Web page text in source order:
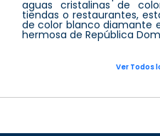
aguas cristalinas de
tiendas o restaurantes,
de color blanco diamante
hermosa de República
Ver Todos